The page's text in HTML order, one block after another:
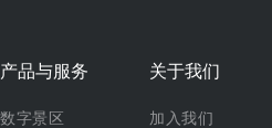
产品与服务
数字景区
关于我们
加入我们